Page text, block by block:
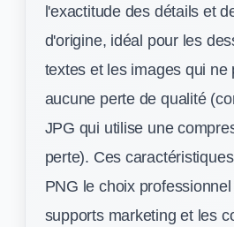
l'exactitude des détails et
d'origine, idéal pour les
textes et les images qui ne
aucune perte de qualité
JPG qui utilise une
perte). Ces
PNG le choix
supports marketing et les